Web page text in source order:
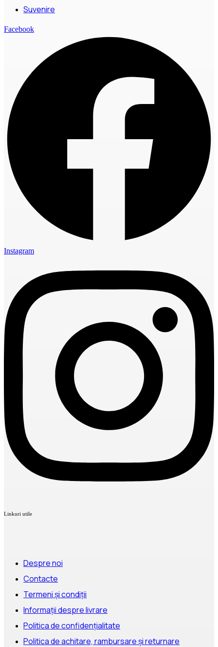
Suvenire
Facebook
Instagram
Linkuri utile
Despre noi
Contacte
Termeni și condiții
Informații despre livrare
Politica de confidențialitate
Politica de achitare, rambursare și returnare